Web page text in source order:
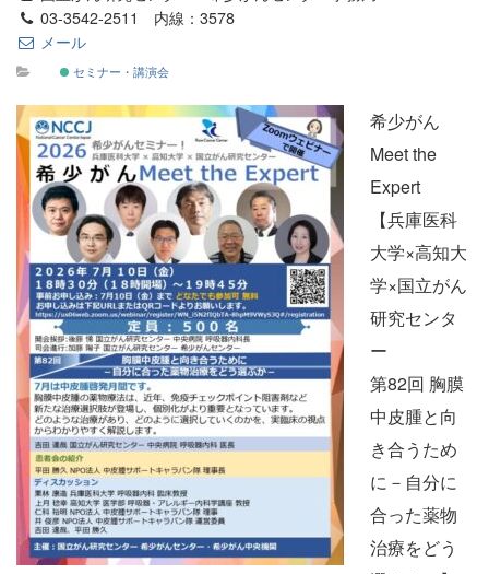
03-3542-2511 内線：3578
メール
セミナー・講演会
希少がん
Meet the
Expert
【兵庫医科
大学×高知大
学×国立がん
研究センタ
ー
第82回 胸膜
中皮腫と向
き合うため
に－自分に
合った薬物
治療をどう